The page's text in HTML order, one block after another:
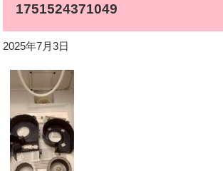
1751524371049
2025年7月3日